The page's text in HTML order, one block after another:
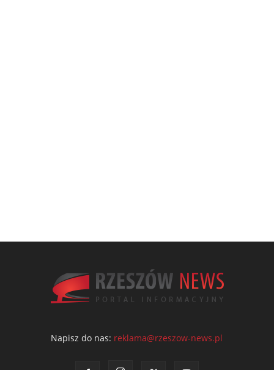
Napisz do nas: reklama@rzeszow-news.pl